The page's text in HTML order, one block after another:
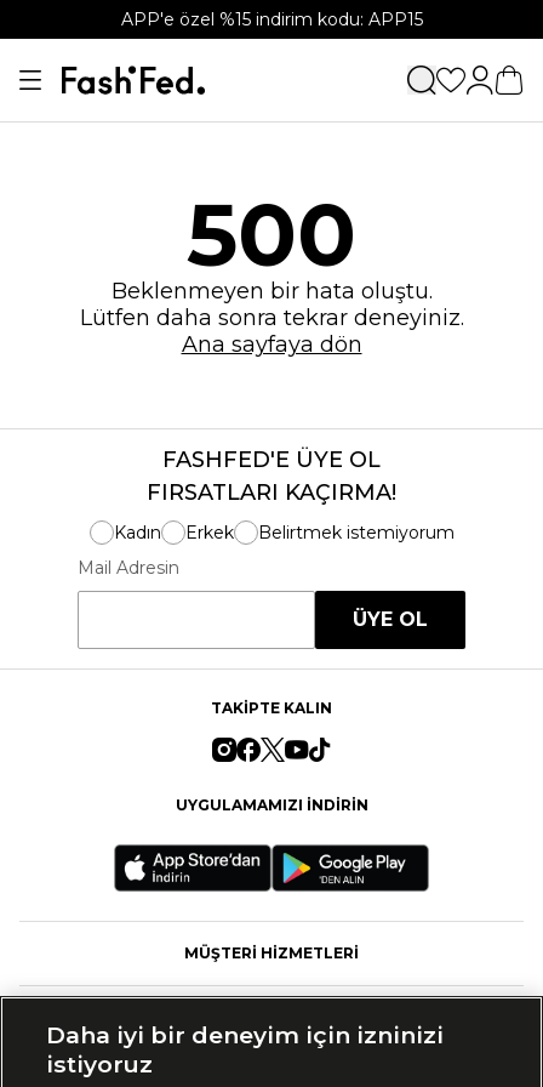
APP'e özel %15 indirim kodu: APP15
500
Beklenmeyen bir hata oluştu.
Lütfen daha sonra tekrar deneyiniz.
Ana sayfaya dön
FASHFED'E ÜYE OL
FIRSATLARI KAÇIRMA!
Kadın Erkek
Belirtmek istemiyorum
Mail Adresin
ÜYE OL
TAKİPTE KALIN
UYGULAMAMIZI İNDİRİN
MÜŞTERİ HİZMETLERİ
Daha iyi bir deneyim için izninizi
istiyoruz